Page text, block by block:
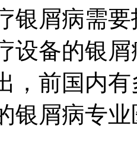
银屑病需
设备的银
，前国内
银屑病专业